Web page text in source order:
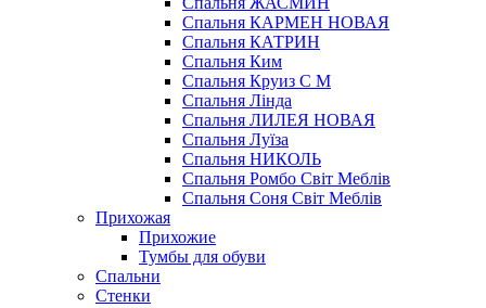
Спальня КАРМЕН НОВАЯ
Спальня КАТРИН
Спальня Ким
Спальня Круиз С М
Спальня Лінда
Спальня ЛИЛЕЯ НОВАЯ
Спальня Луїза
Спальня НИКОЛЬ
Спальня Ромбо Світ Меблів
Спальня Соня Світ Меблів
Прихожая
Прихожие
Тумбы для обуви
Спальни
Стенки